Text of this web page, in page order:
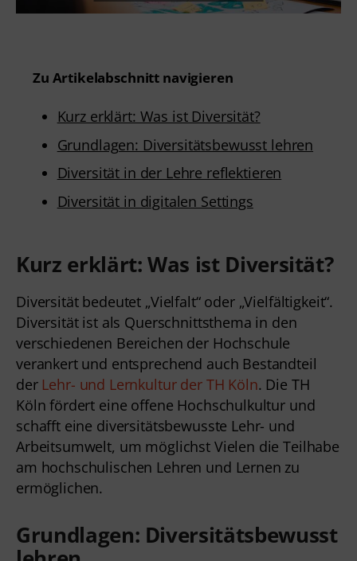
Zu Artikelabschnitt navigieren
Kurz erklärt: Was ist Diversität?
Grundlagen: Diversitätsbewusst lehren
Diversität in der Lehre reflektieren
Diversität in digitalen Settings
Kurz erklärt: Was ist Diversität?
Diversität bedeutet „Vielfalt“ oder „Vielfältigkeit“.
Diversität ist als Querschnittsthema in den
verschiedenen Bereichen der Hochschule
verankert und entsprechend auch Bestandteil
der Lehr- und Lernkultur der TH Köln. Die TH
Köln fördert eine offene Hochschulkultur und
schafft eine diversitätsbewusste Lehr- und
Arbeitsumwelt, um möglichst Vielen die Teilhabe
am hochschulischen Lehren und Lernen zu
ermöglichen.
Grundlagen: Diversitätsbewusst